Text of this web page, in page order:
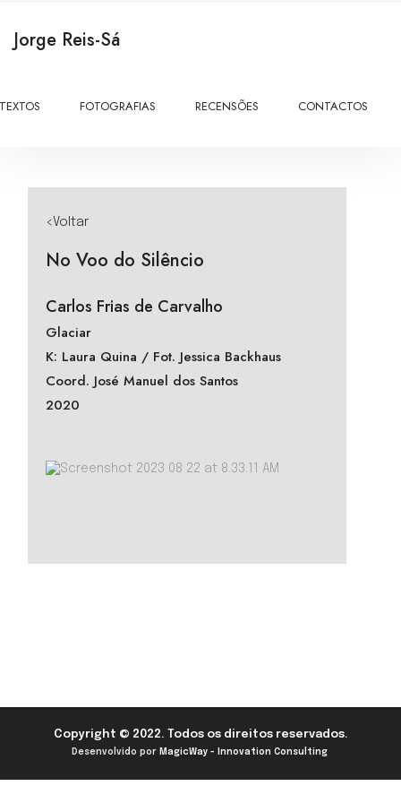
Jorge Reis-Sá
TEXTOS FOTOGRAFIAS RECENSÕES CONTACTOS
<Voltar
No Voo do Silêncio
Carlos Frias de Carvalho
Glaciar
K: Laura Quina / Fot. Jessica Backhaus
Coord. José Manuel dos Santos
2020
Copyright © 2022. Todos os direitos reservados.
Desenvolvido por MagicWay - Innovation Consulting